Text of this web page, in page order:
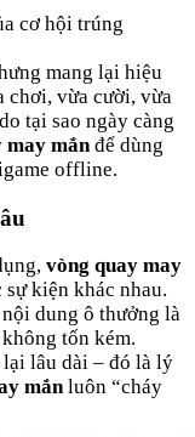
cơ hội trúng
mang lại hiệu
chơi, vừa cười, vừa
tại sao ngày càng
may mắnđể dùng
offline.
vòng quay may
kiện khác nhau.
dung ô thưởng là
tốn kém.
lâu dài – đó là lý
mắnluôn “cháy